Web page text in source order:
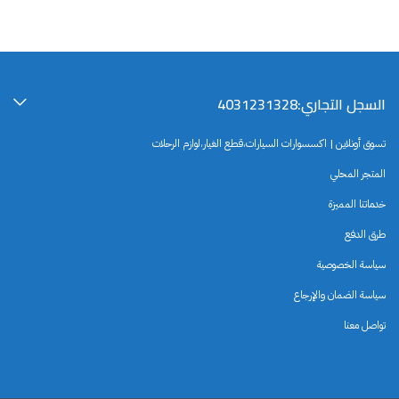
السجل التجاري:4031231328
تسوق أونلاين | اكسسوارات السيارات،قطع الغيار،لوازم الرحلات
المتجر المحلي
خدماتنا المميزة
طرق الدفع
سياسة الخصوصية
سياسة الضمان والإرجاع
تواصل معنا